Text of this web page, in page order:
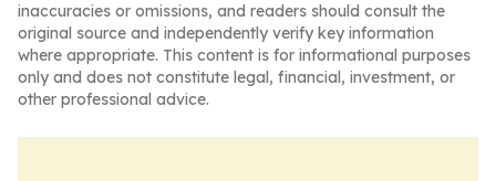
inaccuracies or omissions, and readers should consult the
original source and independently verify key information
where appropriate. This content is for informational purposes
only and does not constitute legal, financial, investment, or
other professional advice.